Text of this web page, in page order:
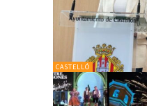
CASTELLÓ